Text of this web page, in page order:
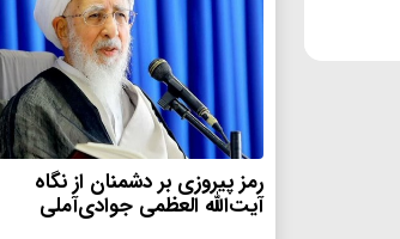
رمز پیروزی بر دشمنان از نگاه
آیت‌الله العظمی جوادی‌آملی